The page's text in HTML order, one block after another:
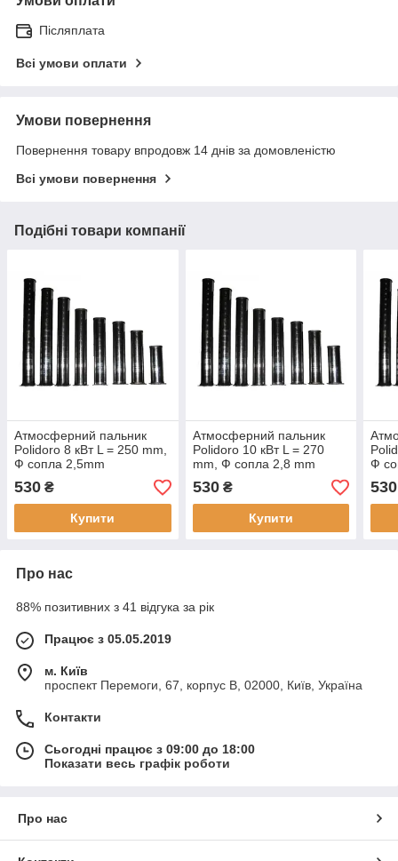
Післяплата
Всі умови оплати
Умови повернення
Повернення товару впродовж 14 днів за домовленістю
Всі умови повернення
Подібні товари компанії
Атмосферний пальник
Polidoro 8 кВт L = 250 mm,
Ф сопла 2,5mm
530 ₴
Купити
Атмосферний пальник
Polidoro 10 кВт L = 270
mm, Ф сопла 2,8 mm
530₴
Купити
Ф
530
Про нас
88% позитивних з 41 відгука за рік
Працює з 05.05.2019
м. Київ
проспект Перемоги, 67, корпус В, 02000, Київ, Україна
Контакти
Сьогодні працює з 09:00 до 18:00
Показати весь графік роботи
Про нас